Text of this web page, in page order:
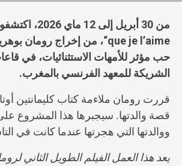
من 30 أبريل إلى 12 ماي 2026، اكتشفوا فيلم
que je l’aime
“، من إخراج رومان
حب مؤثر للأمهات الاستثنائيات، في
الشريكة للمعهد الفرنسي بالمغرب.
قررت رومان ملاءمة كتاب كليمانتين
قصة والدتها. سيجبرها هذا المشروع
ووالدتها التي هجرتها عندما كانت في
يعد هذا العمل الفيلم الطويل الثانيل